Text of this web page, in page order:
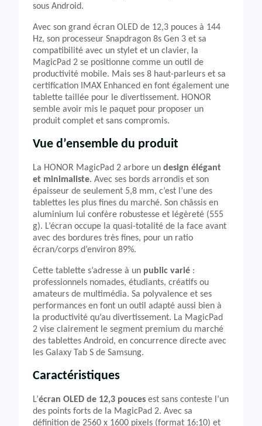
sous Android.
Avec son grand écran OLED de 12,3 pouces à 144
Hz, son processeur Snapdragon 8s Gen 3 et sa
compatibilité avec un stylet et un clavier, la
MagicPad 2 se positionne comme un outil de
productivité mobile. Mais ses 8 haut-parleurs et sa
certification IMAX Enhanced en font également une
tablette taillée pour le divertissement. HONOR
semble avoir mis le paquet pour proposer un
produit complet et sans compromis.
Vue d’ensemble du produit
La HONOR MagicPad 2 arbore un design élégant
et minimaliste. Avec ses bords arrondis et son
épaisseur de seulement 5,8 mm, c’est l’une des
tablettes les plus fines du marché. Son châssis en
aluminium lui confère robustesse et légèreté (555
g). L’écran occupe la quasi-totalité de la face avant
avec des bordures très fines, pour un ratio
écran/corps d’environ 89%.
Cette tablette s’adresse à un public varié :
professionnels nomades, étudiants, créatifs ou
amateurs de multimédia. Sa polyvalence et ses
performances en font un outil adapté aussi bien à
la productivité qu’au divertissement. La MagicPad
2 vise clairement le segment premium du marché
des tablettes Android, en concurrence directe avec
les Galaxy Tab S de Samsung.
Caractéristiques
L’écran OLED de 12,3 pouces est sans conteste l’un
des points forts de la MagicPad 2. Avec sa
définition de 2560 x 1600 pixels (format 16:10) et